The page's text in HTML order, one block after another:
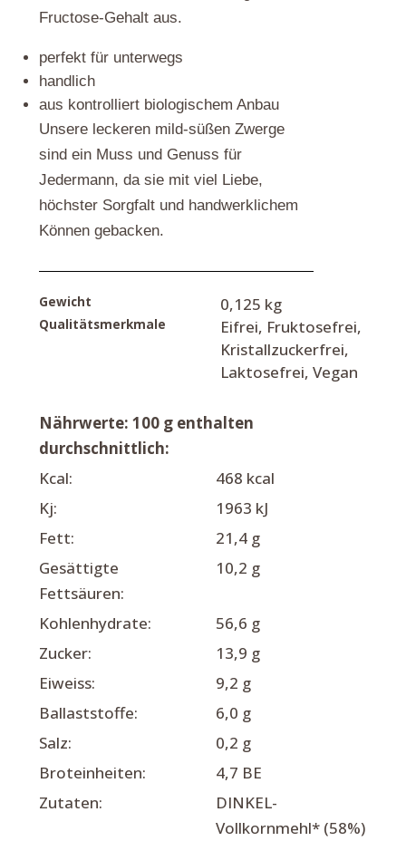
Fructose-Gehalt aus.
perfekt für unterwegs
handlich
aus kontrolliert biologischem Anbau
Unsere leckeren mild-süßen Zwerge
sind ein Muss und Genuss für
Jedermann, da sie mit viel Liebe,
höchster Sorgfalt und handwerklichem
Können gebacken.
Gewicht 0,125 kg
Qualitätsmerkmale
Eifrei, Fruktosefrei,
Kristallzuckerfrei,
Laktosefrei, Vegan
Nährwerte: 100 g enthalten
durchschnittlich:
Kcal:
468 kcal
Kj:
1963 kJ
Fett:
21,4 g
Gesättigte
Fettsäuren:
10,2 g
Kohlenhydrate:
56,6 g
Zucker:
13,9 g
Eiweiss:
9,2 g
Ballaststoffe:
6,0 g
Salz:
0,2 g
Broteinheiten:
4,7 BE
Zutaten:
DINKEL-
Vollkornmehl* (58%)